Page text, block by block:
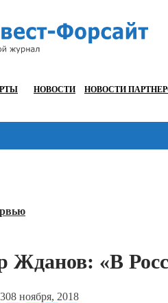
НОВОСТИ НОВОСТИ
Жданов: «В
8 ноября, 2018